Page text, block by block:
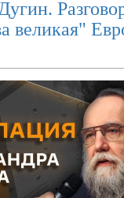
Договор
и Томагавки,
Переговоры
и срыв
и ХАМАС
товары из
к
военных
Эти и
эфире радио
великая"